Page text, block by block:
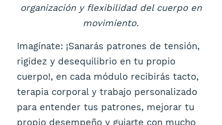
organización y flexibilidad del cuerpo en
movimiento.
Imagínate: ¡Sanarás patrones de tensión,
rigidez y desequilibrio en tu propio
cuerpo!, en cada módulo recibirás tacto,
terapia corporal y trabajo personalizado
para entender tus patrones, mejorar tu
propio desempeño y guiarte con mucho